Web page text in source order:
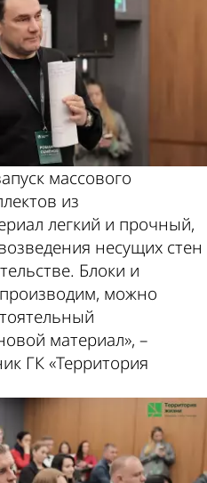
массового
из
легкий и прочный,
несущих стен
Блоки и
можно
материал», –
ГК «Территория